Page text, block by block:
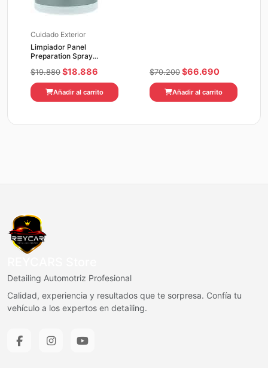
Cuidado Exterior
Limpiador Panel
Preparation Spray
$19.880 El
precio
original
$18.886
precio
actual
Añadir al carrito
$70.200 El
precio
original
$66.690El
precio
actual
Añadir al carrito
Detailing Automotriz Profesional
Calidad, experiencia y resultados que te sorpresa. Confía tu
vehículo a los expertos en detailing.